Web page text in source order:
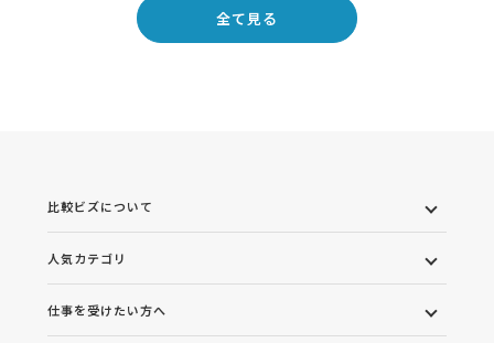
全て見る
比較ビズについて
人気カテゴリ
仕事を受けたい方へ